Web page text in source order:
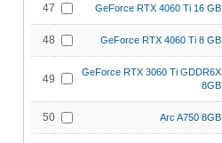
47 GeForce RTX 4060 Ti 16 GB
48 GeForce RTX 4060 Ti 8 GB
49
GeForce RTX 3060 Ti GDDR6X
8GB
50 Arc A750 8GB